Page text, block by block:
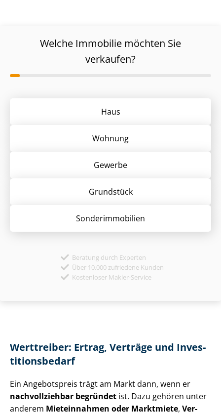
Welche Immobilie möchten Sie
verkaufen?
Haus
Wohnung
Gewerbe
Grund­stück
Sonder­immobilien
Beratung durch Experten
Über 10.000 zufriedene Kunden
Kostenloser Makler-Service
Werttreiber: Ertrag, Verträge und In­ves­
ti­ti­ons­be­darf
Ein Angebotspreis trägt am Markt dann, wenn er
nachvollziehbar begründet ist. Dazu gehören unter
anderem Mieteinnahmen oder Marktmiete, Ver­